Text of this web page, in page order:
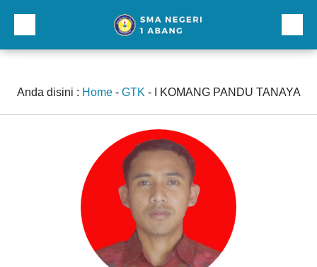
Profil
Kurikulum dan Kesiswaan
Sarana Prasarana
Anda disini : Home- GTK - I KOMANG PANDU TANAYA